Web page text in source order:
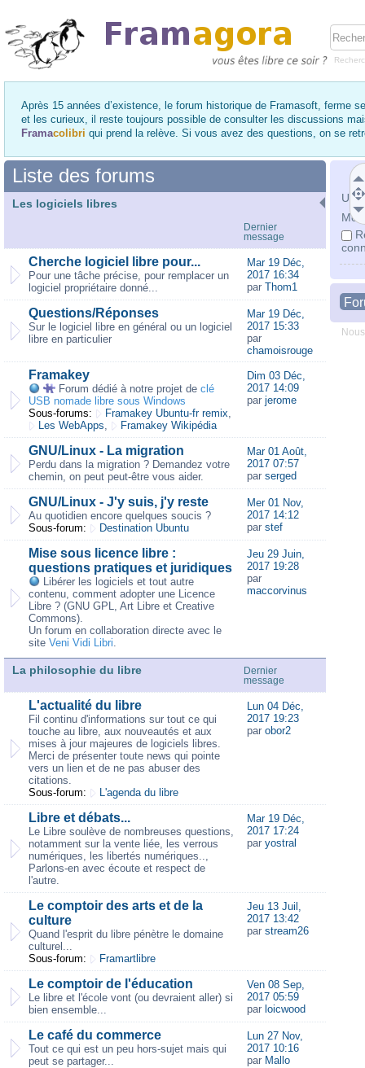
Après 15 années d’existence, le forum historique de Framasoft, ferme
et les curieux, il reste toujours possible de consulter les discussions
Framacolibri qui prend la relève. Si vous avez des questions, on se
Mot
Liste des forums
Les logiciels libres
Dernier
message
Cherche logiciel libre pour...
Pour une tâche précise, pour remplacer un
logiciel propriétaire donné...
Mar 19 Déc,
2017 16:34
par Thom1
Questions/Réponses
Sur le logiciel libre en général ou un logiciel
libre en particulier
Mar 19 Déc,
2017 15:33
par
chamoisrouge
Framakey
Forum dédié à notre projet de clé
USB nomade libre sous Windows
Sous-forums:
Framakey Ubuntu-fr remix,
Les WebApps, Framakey Wikipédia
Dim 03 Déc,
2017 14:09
par jerome
GNU/Linux - La migration
Perdu dans la migration ? Demandez votre
chemin, on peut peut-être vous aider.
Mar 01 Août,
2017 07:57
par serged
GNU/Linux - J'y suis, j'y reste
Au quotidien encore quelques soucis ?
Sous-forum:
Destination Ubuntu
Mer 01 Nov,
2017 14:12
par stef
Mise sous licence libre :
questions pratiques et juridiques
Libérer les logiciels et tout autre
contenu, comment adopter une Licence
Libre ? (GNU GPL, Art Libre et Creative
Commons).
Un forum en collaboration directe avec le
site Veni Vidi Libri.
Jeu 29 Juin,
2017 19:28
par
maccorvinus
La philosophie du libre
Dernier
message
L'actualité du libre
Fil continu d'informations sur tout ce qui
touche au libre, aux nouveautés et aux
mises à jour majeures de logiciels libres.
Merci de présenter toute news qui pointe
vers un lien et de ne pas abuser des
citations.
Sous-forum:
L'agenda du libre
Lun 04 Déc,
2017 19:23
par obor2
Libre et débats...
Le Libre soulève de nombreuses questions,
notamment sur la vente liée, les verrous
numériques, les libertés numériques..,
Parlons-en avec écoute et respect de
l'autre.
Mar 19 Déc,
2017 17:24
par yostral
Le comptoir des arts et de la
culture
Quand l'esprit du libre pénètre le domaine
culturel...
Sous-forum:
Framartlibre
Jeu 13 Juil,
2017 13:42
par stream26
Le comptoir de l'éducation
Le libre et l'école vont (ou devraient aller) si
bien ensemble...
Ven 08 Sep,
2017 05:59
par loicwood
Le café du commerce
Tout ce qui est un peu hors-sujet mais qui
peut se partager...
Lun 27 Nov,
2017 10:16
par Mallo